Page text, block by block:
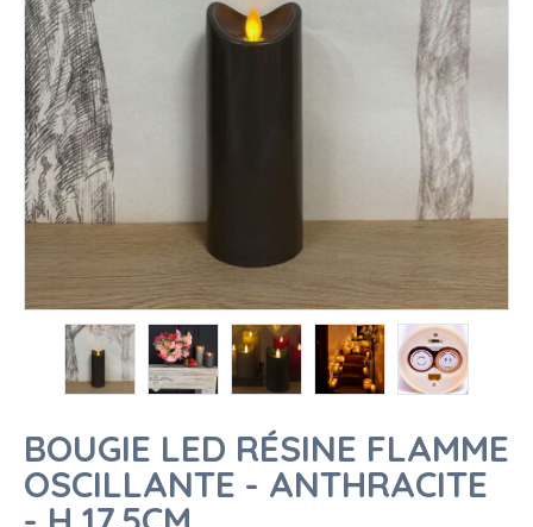
BOUGIE LED RÉSINE FLAMME
OSCILLANTE - ANTHRACITE